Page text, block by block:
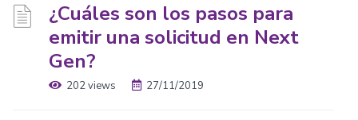
¿Cuáles son los pasos para
emitir una solicitud en Next
Gen?
202 views 27/11/2019